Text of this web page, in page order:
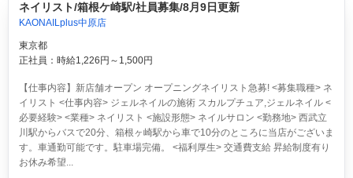
ネイリスト/箱根ケ崎駅/社員募集/8月9日更新
KAONAILplus中原店
東京都
正社員：時給1,226円～1,500円
【仕事内容】新店舗オープン オープニングネイリスト急募! <募集職種> ネ
イリスト <仕事内容> ジェルネイルの施術 スカルプチュア,ジェルネイル <
必要経験> <業種> ネイリスト <施設形態> ネイルサロン <勤務地> 西武立
川駅からバスで20分、箱根ヶ崎駅から車で10分のところに当店がございま
す。車通勤可能です。駐車場完備。 <福利厚生> 交通費支給 昇給制度有り
お休み希望...